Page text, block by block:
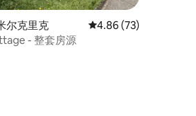
尔克里克 平均评分 4.86 分（满
4.86 (73)
- 整套房源